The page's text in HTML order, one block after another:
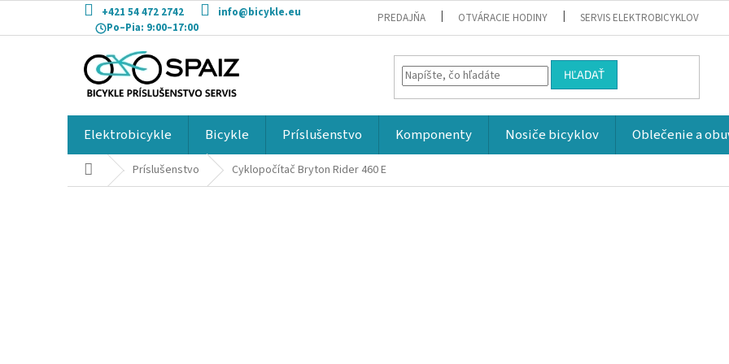
obsah
+421 54 472 2742
info@bicykle.eu
Po–Pia: 9:00–17:00
PREDAJŇA OTVÁRACIE HODINY SERVIS ELEKTROBICYKLOV
HĽADAŤ
Elektrobicykle Bicykle Príslušenstvo Komponenty Nosiče bicyklov Oblečenie a
DomovPríslušenstvo Cyklopočítač Bryton Rider 460 E